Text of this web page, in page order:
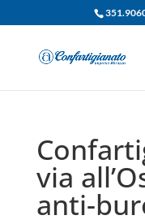
via
anti-